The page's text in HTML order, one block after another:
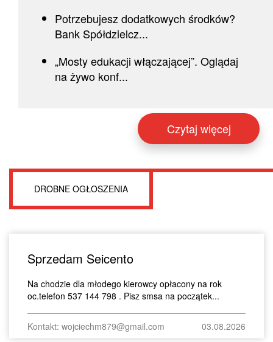
Potrzebujesz dodatkowych środków?
Bank Spółdzielcz...
„Mosty edukacji włączającej”. Oglądaj
na żywo konf...
Czytaj więcej
DROBNE OGŁOSZENIA
Sprzedam Seicento
Na chodzie dla młodego kierowcy opłacony na rok
oc.telefon 537 144 798 . Pisz smsa na początek...
Kontakt: wojciechm879@gmail.com 03.08.2026